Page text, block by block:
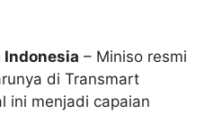
– Miniso resmi
di Transmart
ini menjadi capaian